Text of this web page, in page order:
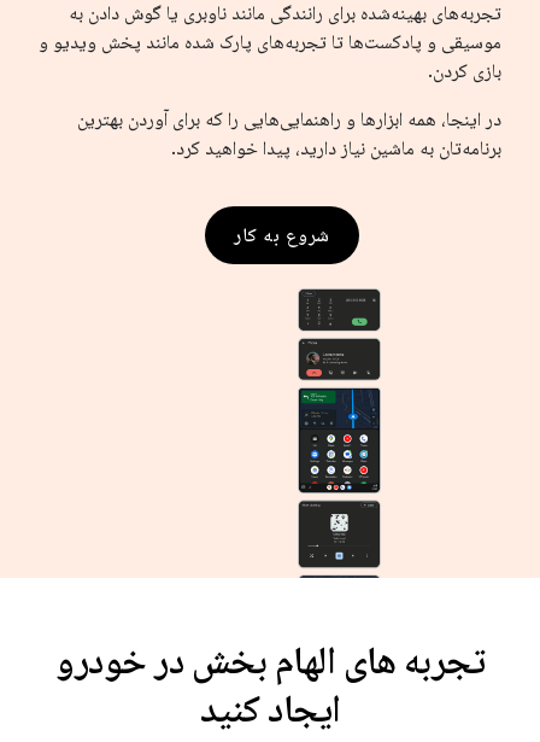
تجربه‌های بهینه‌شده برای رانندگی مانند ناوبری یا گوش دادن به
موسیقی و پادکست‌ها تا تجربه‌های پارک شده مانند پخش ویدیو و
بازی کردن.
در اینجا، همه ابزارها و راهنمایی‌هایی را که برای آوردن بهترین
برنامه‌تان به ماشین نیاز دارید، پیدا خواهید کرد.
شروع به کار
تجربه های الهام بخش در خودرو
ایجاد کنید